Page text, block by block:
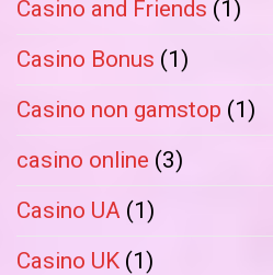
Casino and Friends (1)
Casino Bonus (1)
Casino non gamstop (1)
casino online (3)
Casino UA (1)
Casino UK (1)